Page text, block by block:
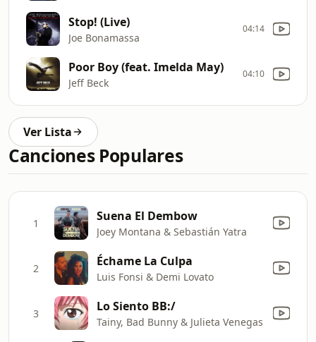
Stop! (Live)
Joe Bonamassa
04:14
Poor Boy (feat. Imelda May)
Jeff Beck
04:10
Ver Lista
Canciones Populares
1 Suena El Dembow
Joey Montana & Sebastián Yatra
2 Échame La Culpa
Luis Fonsi & Demi Lovato
3 Lo Siento BB:/
Tainy, Bad Bunny & Julieta Venegas